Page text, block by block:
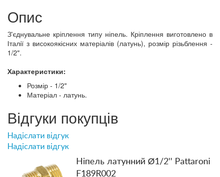
Опис
З'єднувальне кріплення типу ніпель. Кріплення виготовлено в
Італії з високоякісних матеріалів (латунь), розмір різьблення -
1/2".
Характеристики:
Розмір - 1/2"
Матеріал - латунь.
Відгуки покупців
Надіслати відгук
Надіслати відгук
Ніпель латунний Ø1/2'' Pattaroni
F189R002